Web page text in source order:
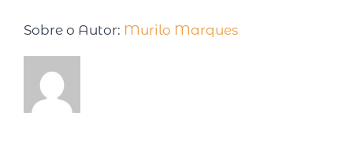
Sobre o Autor: Murilo Marques